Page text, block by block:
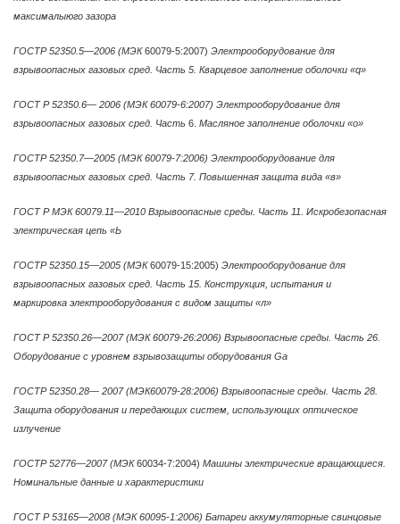
максималыюго зазора
ГОСТР 52350.5—2006 (МЭК60079-5:2007) Электрооборудование для
взрывоопасных газовых сред. Часть 5. Кварцевое заполнение оболочки «q»
ГОСТ Р 52350.6— 2006 (МЭК 60079-6:2007) Электрооборудование для
взрывоопасных газовых сред. Часть 6. Масляное заполнение оболочки «о»
ГОСТР 52350.7—2005 (МЭК 60079-7:2006) Электрооборудование для
взрывоопасных газовых сред. Часть 7. Повышенная защита вида «в»
ГОСТ Р МЭК 60079.11—2010 Взрывоопасные среды. Часть 11. Искробезопасная
электрическая цепь «Ь
ГОСТР 52350.15—2005 (МЭК60079-15:2005) Электрооборудование для
взрывоопасных газовых сред. Часть 15. Конструкция, испытания и
маркировка электрооборудования с видом защиты «л»
ГОСТ Р 52350.26—2007 (МЭК 60079-26:2006) Взрывоопасные среды. Часть 26.
Оборудование с уровнем взрывозащиты оборудования Ga
ГОСТР 52350.28— 2007 (МЭК60079-28:2006) Взрывоопасные среды. Часть 28.
Защита оборудования и передающих систем, использующих оптическое
излучение
ГОСТР 52776—2007 (МЭК60034-7:2004) Машины электрические вращающиеся.
Номинальные данные и характеристики
ГОСТ Р 53165—2008 (МЭК 60095-1:2006) Батареи аккумуляторные свинцовые